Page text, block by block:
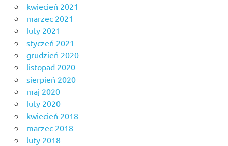
kwiecień 2021
marzec 2021
luty 2021
styczeń 2021
grudzień 2020
listopad 2020
sierpień 2020
maj 2020
luty 2020
kwiecień 2018
marzec 2018
luty 2018